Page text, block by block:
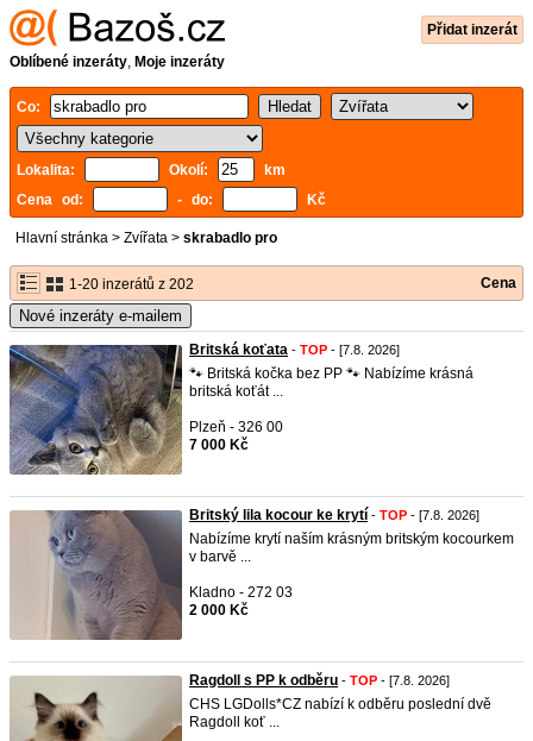
Přidat inzerát
Oblíbené inzeráty, Moje inzeráty
Co:
Lokalita: Okolí:
km
Cena od:
- do: Kč
Hlavní stránka > Zvířata > skrabadlo pro
1-20 inzerátů z 202 Cena
Nové inzeráty e-mailem
Britská koťata - TOP - [7.8. 2026]
🐾 Britská kočka bez PP 🐾 Nabízíme krásná
britská koťát ...
Plzeň - 326 00
7 000 Kč
Britský lila kocour ke krytí - TOP - [7.8. 2026]
Nabízíme krytí naším krásným britským kocourkem
v barvě ...
Kladno - 272 03
2 000 Kč
Ragdoll s PP k odběru - TOP - [7.8. 2026]
CHS LGDolls*CZ nabízí k odběru poslední dvě
Ragdoll koť ...